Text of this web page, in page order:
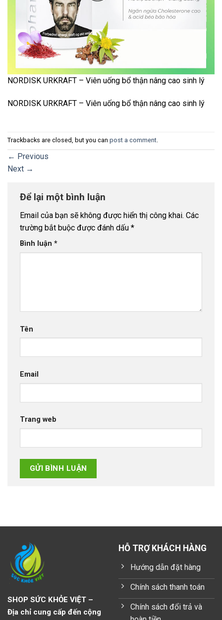
NORDISK URKRAFT – Viên uống bổ thận nâng cao sinh lý
NORDISK URKRAFT – Viên uống bổ thận nâng cao sinh lý
Trackbacks are closed, but you can post a comment.
← Previous
Next →
Để lại một bình luận
Email của bạn sẽ không được hiển thị công khai. Các
trường bắt buộc được đánh dấu *
Bình luận *
Tên
Email
Trang web
SHOP SỨC KHỎE VIỆT –
Địa chỉ cung cấp đến cộng
HỖ TRỢ KHÁCH HÀNG
Hướng dẫn đặt hàng
Chính sách thanh toán
Chính sách đổi trả và